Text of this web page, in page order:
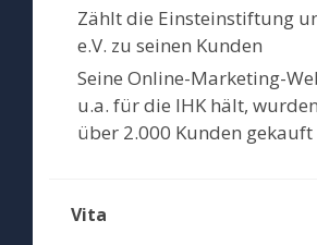
Zählt die Einsteinstiftung
e.V. zu seinen Kunden
Seine Online-Marketing-
u.a. für die IHK hält,
über 2.000 Kunden gekauft
Vita